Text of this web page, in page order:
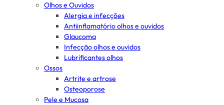
Olhos e Ouvidos
Alergia e infecções
Antiinflamatório olhos e ouvidos
Glaucoma
Infecção olhos e ouvidos
Lubrificantes olhos
Ossos
Artrite e artrose
Osteoporose
Pele e Mucosa